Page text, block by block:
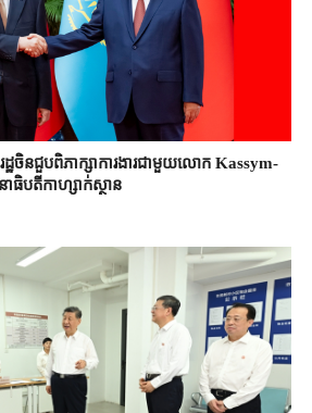
ឋចិន​ជួបពិភាក្សា​ការងារជាមួយ​លោក Kassym-
ធិបតី​កាហ្សាក់ស្ថាន​